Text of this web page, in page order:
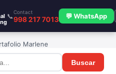
📞
Contact
998 217 7013 💬 WhatsApp
Marlene
Buscar